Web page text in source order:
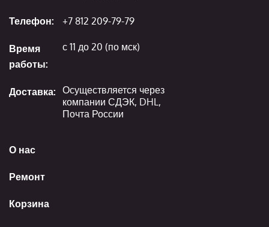
О нас
Ремонт
Корзина
Телефон: +7 812 209-79-79
Время
работы:
с 11 до 20 (по мск)
Доставка: Осуществляется через
компании СДЭК, DHL,
Почта России